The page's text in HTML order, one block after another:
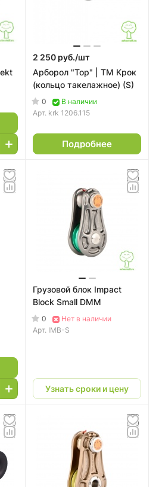
2 250 руб./шт
Арборол "Тор" | ТМ Крок
(кольцо такелажное) (S)
0
В наличии
Арт. krk 1206.115
Подробнее
Грузовой блок Impact
Block Small DMM
0
Нет в наличии
Арт. IMB-S
Узнать сроки и цену